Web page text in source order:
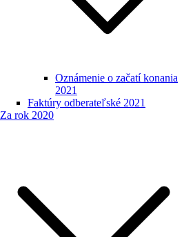
Oznámenie o začatí konania
2021
Faktúry odberateľské 2021
Za rok 2020